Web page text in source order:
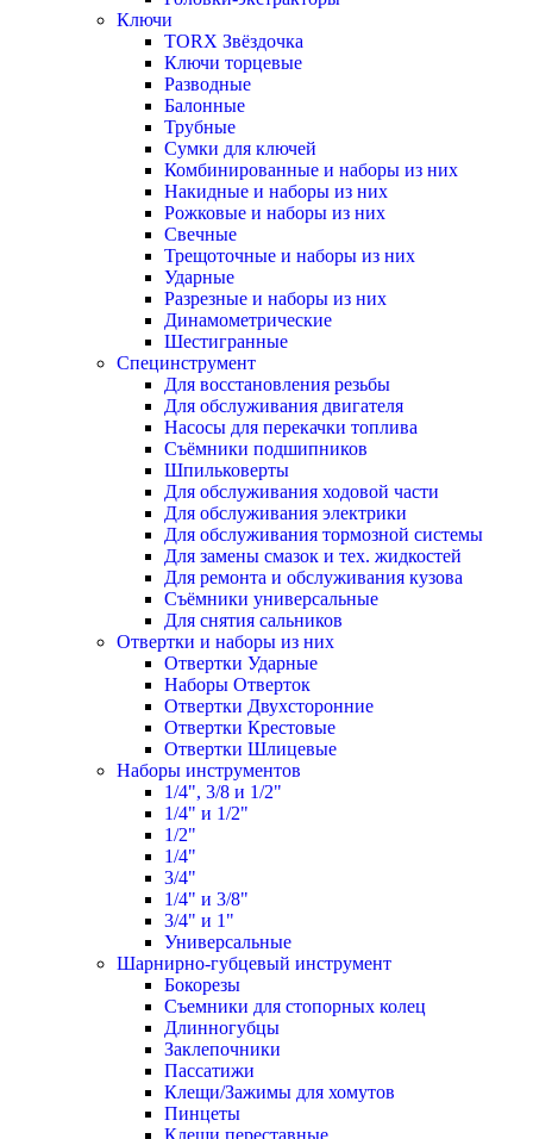
Ключи
TORX Звёздочка
Ключи торцевые
Разводные
Балонные
Трубные
Сумки для ключей
Комбинированные и наборы из них
Накидные и наборы из них
Рожковые и наборы из них
Свечные
Трещоточные и наборы из них
Ударные
Разрезные и наборы из них
Динамометрические
Шестигранные
Специнструмент
Для восстановления резьбы
Для обслуживания двигателя
Насосы для перекачки топлива
Съёмники подшипников
Шпильковерты
Для обслуживания ходовой части
Для обслуживания электрики
Для обслуживания тормозной системы
Для замены смазок и тех. жидкостей
Для ремонта и обслуживания кузова
Съёмники универсальные
Для снятия сальников
Отвертки и наборы из них
Отвертки Ударные
Наборы Отверток
Отвертки Двухсторонние
Отвертки Крестовые
Отвертки Шлицевые
Наборы инструментов
1/4", 3/8 и 1/2"
1/4" и 1/2"
1/2"
1/4"
3/4"
1/4" и 3/8"
3/4" и 1"
Универсальные
Шарнирно-губцевый инструмент
Бокорезы
Съемники для стопорных колец
Длинногубцы
Заклепочники
Пассатижи
Клещи/Зажимы для хомутов
Пинцеты
Клещи переставные